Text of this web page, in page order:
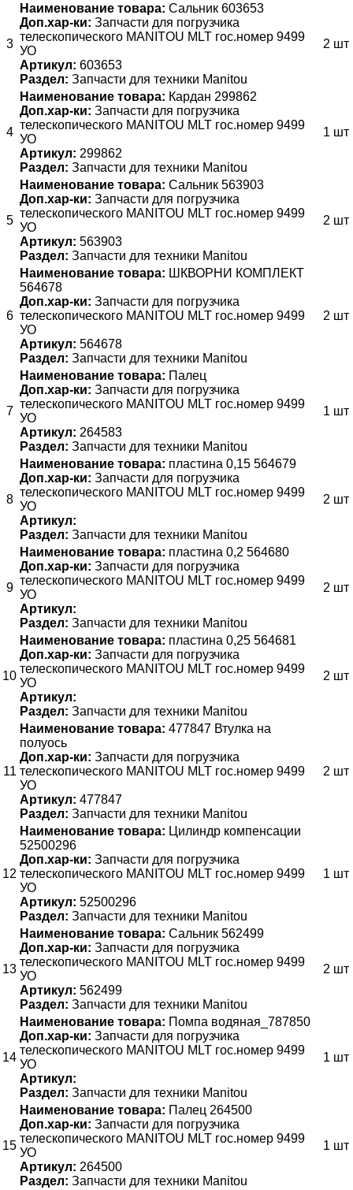
3
Наименование товара: Сальник 603653
Доп.хар-ки: Запчасти для погрузчика
телескопического MANITOU MLT гос.номер 9499
УО
Артикул: 603653
Раздел: Запчасти для техники Manitou
2 шт
4
Наименование товара: Кардан 299862
Доп.хар-ки: Запчасти для погрузчика
телескопического MANITOU MLT гос.номер 9499
УО
Артикул: 299862
Раздел: Запчасти для техники Manitou
1 шт
5
Наименование товара: Сальник 563903
Доп.хар-ки: Запчасти для погрузчика
телескопического MANITOU MLT гос.номер 9499
УО
Артикул: 563903
Раздел: Запчасти для техники Manitou
2 шт
6
Наименование товара: ШКВОРНИ КОМПЛЕКТ
564678
Доп.хар-ки: Запчасти для погрузчика
телескопического MANITOU MLT гос.номер 9499
УО
Артикул: 564678
Раздел: Запчасти для техники Manitou
2 шт
7
Наименование товара: Палец
Доп.хар-ки: Запчасти для погрузчика
телескопического MANITOU MLT гос.номер 9499
УО
Артикул: 264583
Раздел: Запчасти для техники Manitou
1 шт
8
Наименование товара: пластина 0,15 564679
Доп.хар-ки: Запчасти для погрузчика
телескопического MANITOU MLT гос.номер 9499
УО
Артикул:
Раздел: Запчасти для техники Manitou
2 шт
9
Наименование товара: пластина 0,2 564680
Доп.хар-ки: Запчасти для погрузчика
телескопического MANITOU MLT гос.номер 9499
УО
Артикул:
Раздел: Запчасти для техники Manitou
2 шт
10
Наименование товара: пластина 0,25 564681
Доп.хар-ки: Запчасти для погрузчика
телескопического MANITOU MLT гос.номер 9499
УО
Артикул:
Раздел: Запчасти для техники Manitou
2 шт
11
Наименование товара: 477847 Втулка на
полуось
Доп.хар-ки: Запчасти для погрузчика
телескопического MANITOU MLT гос.номер 9499
УО
Артикул: 477847
Раздел: Запчасти для техники Manitou
2 шт
12
Наименование товара: Цилиндр компенсации
52500296
Доп.хар-ки: Запчасти для погрузчика
телескопического MANITOU MLT гос.номер 9499
УО
Артикул: 52500296
Раздел: Запчасти для техники Manitou
1 шт
13
Наименование товара: Сальник 562499
Доп.хар-ки: Запчасти для погрузчика
телескопического MANITOU MLT гос.номер 9499
УО
Артикул: 562499
Раздел: Запчасти для техники Manitou
2 шт
14
Наименование товара: Помпа водяная_787850
Доп.хар-ки: Запчасти для погрузчика
телескопического MANITOU MLT гос.номер 9499
УО
Артикул:
Раздел: Запчасти для техники Manitou
1 шт
15
Наименование товара: Палец 264500
Доп.хар-ки: Запчасти для погрузчика
телескопического MANITOU MLT гос.номер 9499
УО
Артикул: 264500
Раздел: Запчасти для техники Manitou
1 шт